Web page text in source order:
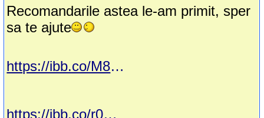
Recomandarile astea le-am primit, sper
sa te ajute
https://ibb.co/M8FGn9n
https://ibb.co/r0bqnVV